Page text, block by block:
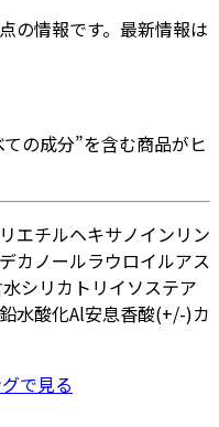
の情報です。最新情報は
の成分”を含む商品がヒ
エチルヘキサノインリン
カノールラウロイルアス
シリカ トリイソステア
水酸化Al安息香酸(+/-)カ
で見る